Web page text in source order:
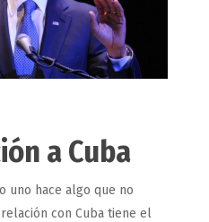
a Cuba
uno hace algo que no
con Cuba tiene el